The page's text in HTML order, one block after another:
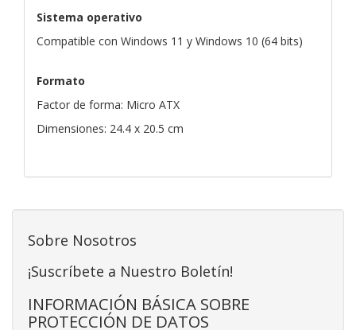
Sistema operativo
Compatible con Windows 11 y Windows 10 (64 bits)
Formato
Factor de forma: Micro ATX
Dimensiones: 24.4 x 20.5 cm
Sobre Nosotros
¡Suscríbete a Nuestro Boletín!
INFORMACIÓN BÁSICA SOBRE
PROTECCIÓN DE DATOS